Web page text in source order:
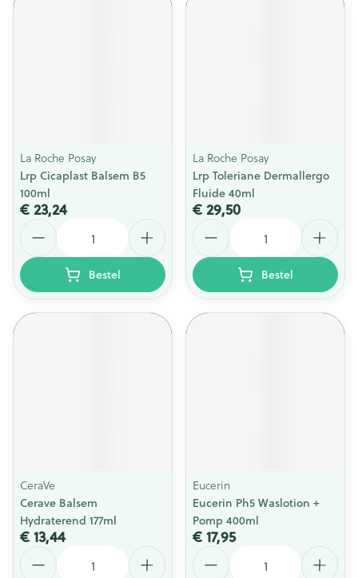
La Roche Posay
Lrp Cicaplast Balsem B5
100ml
€ 23,24
Bestel
La Roche Posay
Lrp Toleriane Dermallergo
Fluide 40ml
€ 29,50
Aantal
Bestel
CeraVe
Cerave Balsem
Hydraterend 177ml
€ 13,44
Eucerin
Eucerin Ph5 Waslotion +
Pomp 400ml
€ 17,95
Aantal